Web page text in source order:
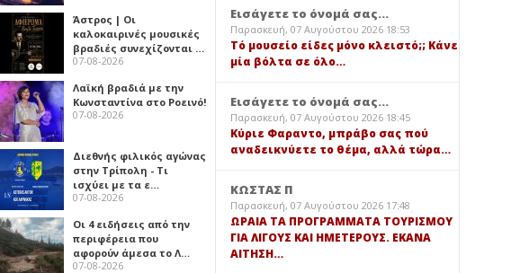
Άστρος | Οι
καλοκαιρινές μουσικές
βραδιές συνεχίζονται …
07-08-2026
Λαϊκή βραδιά με την
Κωνσταντίνα στο Ροεινό!
07-08-2026
Διεθνής φιλικός αγώνας
στην Τρίπολη - Τι
ισχύει με τα ε…
07-08-2026
Οι 4 ειδήσεις από την
περιφέρεια που
αφορούν άμεσα το Λ…
07-08-2026
Εισάγετε το όνομά σας...
Παρασκευή, 07 Αυγούστου 2026 18:53
Τό μουσείο είδες μόνο κλειστό;; Κάνε
μία βόλτα σε όλο…
Εισάγετε το όνομά σας...
Παρασκευή, 07 Αυγούστου 2026 18:45
Κύριε Φαραντο, μπράβο σας πού
αναδεικνύετε το θέμα, αλλά τώρα…
ΚΩΣΤΑΣ Π
Παρασκευή, 07 Αυγούστου 2026 17:48
ΩΡΑΙΑ ΤΑ ΠΡΟΓΡΑΜΜΑΤΑ ΤΟΥΡΙΣΜΟΥ
ΓΙΑ ΛΙΓΟΥΣ ΚΑΙ ΗΜΕΤΕΡΟΥΣ. ΕΚΑΝΑ
ΑΙΤΗΣΗ…